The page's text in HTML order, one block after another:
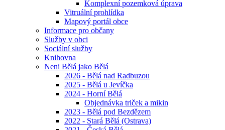
Komplexní pozemková úprava
Vitruální prohlídka
Mapový portál obce
Informace pro občany
Služby v obci
Sociální služby
Knihovna
Neni Bělá jako Bělá
2026 - Bělá nad Radbuzou
2025 - Bělá u Jevíčka
2024 - Horní Bělá
Objednávka triček a mikin
2023 - Bělá pod Bezdězem
2022 - Stará Bělá (Ostrava)